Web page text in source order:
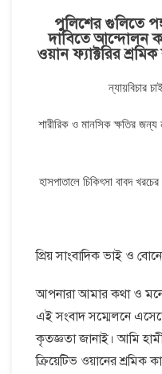
পুলিশের গুলিতে
দাবিতে আন্দোলন
ওয়ান ফ্যাক্টরির
ন্যায়বিচার
শারীরিক ও মানসিক ক্ষতির
হাসপাতালে চিকিৎসা বাবদ
প্রিয় সাংবাদিক ভাই ও
আপনারা আমার কথা ও
এই সংবাদ সম্মেলনে
কৃতজ্ঞতা জানাই। আমি
ক্রিয়েটিভ ওয়ানের শ্রমিক